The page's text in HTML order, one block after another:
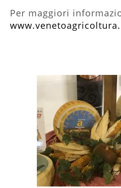
Per maggiori